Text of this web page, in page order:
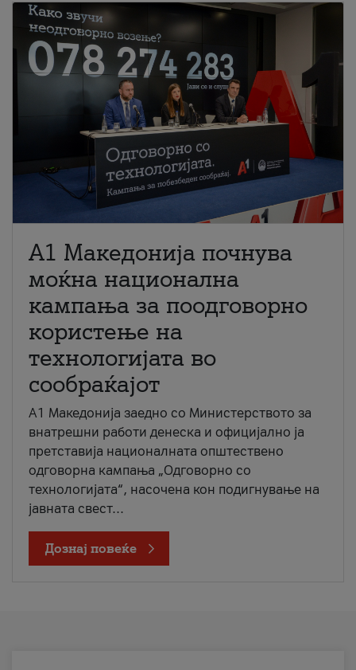
A1 Македонија почнува
моќна национална
кампања за поодговорно
користење на
технологијата во
сообраќајот
A1 Македонија заедно со Министерството за
внатрешни работи денеска и официјално ја
претставија националната општествено
одговорна кампања „Одговорно со
технологијата“, насочена кон подигнување на
јавната свест...
Дознај повеќе